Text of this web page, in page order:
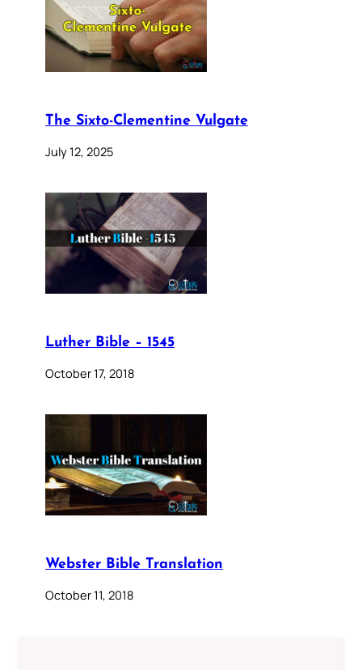
The Sixto-Clementine Vulgate
July 12, 2025
Luther Bible – 1545
October 17, 2018
Webster Bible Translation
October 11, 2018